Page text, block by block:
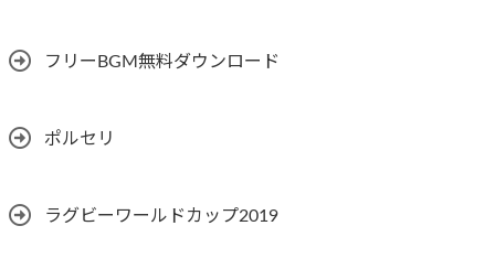
フリーBGM無料ダウンロード
ポルセリ
ラグビーワールドカップ2019